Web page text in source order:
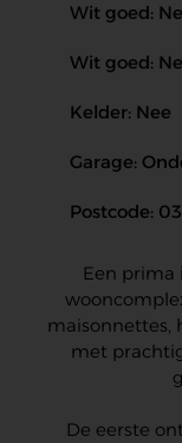
Wit goed:
Wit goed:
Kelder: Nee
Garage:
Postcode:
Een prima
maisonnettes,
met
De eerste